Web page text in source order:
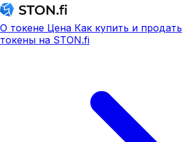
О токене Цена Как купить и продать
токены на STON.fi